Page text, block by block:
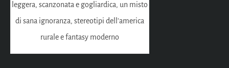
leggera, scanzonata e gogliardica, un misto
di sana ignoranza, stereotipi dell'america
rurale e fantasy moderno